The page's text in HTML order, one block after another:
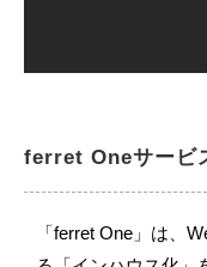
ferret Oneサービ
「ferret One」は、